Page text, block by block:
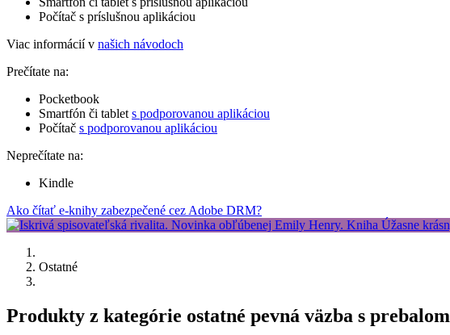
Počítač s príslušnou aplikáciou
Viac informácií v našich návodoch
Prečítate na:
Pocketbook
Smartfón či tablet s podporovanou aplikáciou
Počítač s podporovanou aplikáciou
Neprečítate na:
Kindle
Ako čítať e-knihy zabezpečené cez Adobe DRM?
Ostatné
Produkty z kategórie ostatné pevná väzba s prebalom